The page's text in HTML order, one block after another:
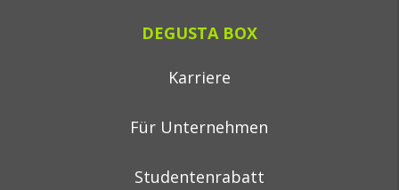
DEGUSTA BOX
Karriere
Für Unternehmen
Studentenrabatt